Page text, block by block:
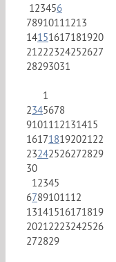
1 23456
7891011 1213
14151617181920
21 222324252627
28293031
1
2345678
91011 12131415
161718192021 22
23242526272829
30
1 2345
67891011 12
13141516171819
2021 2223242526
272829